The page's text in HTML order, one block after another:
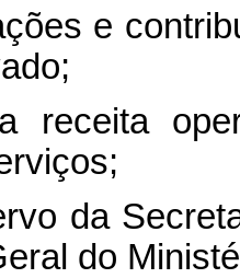
e
receita
da
do